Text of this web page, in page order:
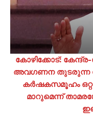
കോഴിക്കോട്:
അവഗണന തുടരുന്ന
കർഷകസമൂഹം
മാറുമെന്ന്